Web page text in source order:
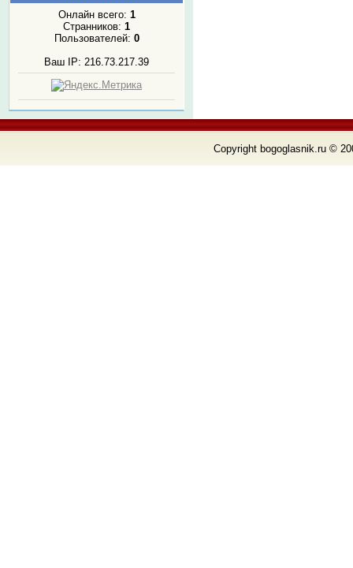
Онлайн всего: 1
Странников: 1
Пользователей: 0
Ваш IP: 216.73.217.39
Copyright bogoglasnik.ru ©